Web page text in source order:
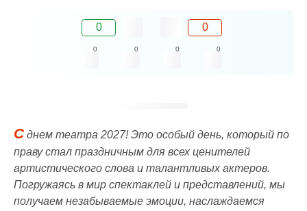
0 0
0 0 0 0
Сднем театра 2027! Это особый день, который по
праву стал праздничным для всех ценителей
артистического слова и талантливых актеров.
Погружаясь в мир спектаклей и представлений, мы
получаем незабываемые эмоции, наслаждаемся